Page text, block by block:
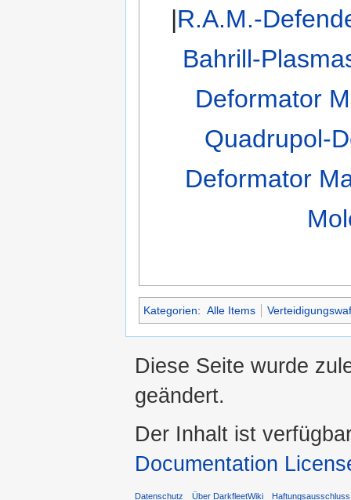
|R.A.M.-
Bahrill-
Deformator
Quadrupol-
Deformator
Kategorien: Alle Items
Diese Seite wurde
geändert.
Der Inhalt ist
Documentation
Datenschutz Über DarkfleetWiki Haftungsausschluss